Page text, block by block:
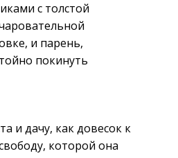
с толстой
и парень,
покинуть
и дачу, как довесок к
которой она